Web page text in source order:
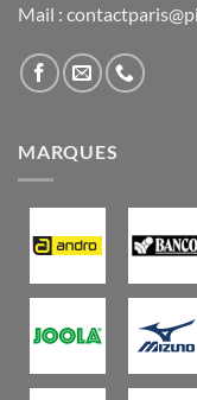
Mail :
MARQUES